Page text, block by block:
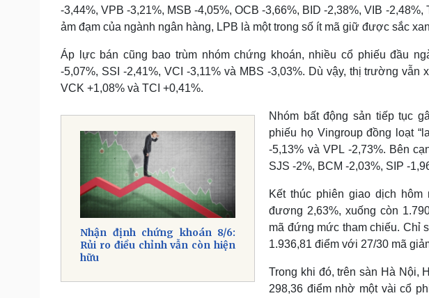
-3,44%, VPB -3,21%, MSB -4,05%, OCB -3,66%, BID -2,38%, VIB -
ảm đạm của ngành ngân hàng, LPB là một trong số ít mã giữ được sắc
Áp lực bán cũng bao trùm nhóm chứng khoán, nhiều cổ phiếu đầu
-5,07%, SSI -2,41%, VCI -3,11% và MBS -3,03%. Dù vậy, thị trường vẫn
VCK +1,08% và TCI +0,41%.
Nhận định chứng khoán 8/6:
Rủi ro điều chỉnh vẫn còn hiện
hữu
Nhóm bất động sản tiếp tục
phiếu họ Vingroup đồng loạt
-5,13% và VPL -2,73%. Bên
SJS -2%, BCM -2,03%, SIP -
Kết thúc phiên giao dịch hôm
đương 2,63%, xuống còn
mã đứng mức tham chiếu. Chỉ
1.936,81 điểm với 27/30 mã
Trong khi đó, trên sàn Hà Nội,
298,36 điểm nhờ một vài cổ